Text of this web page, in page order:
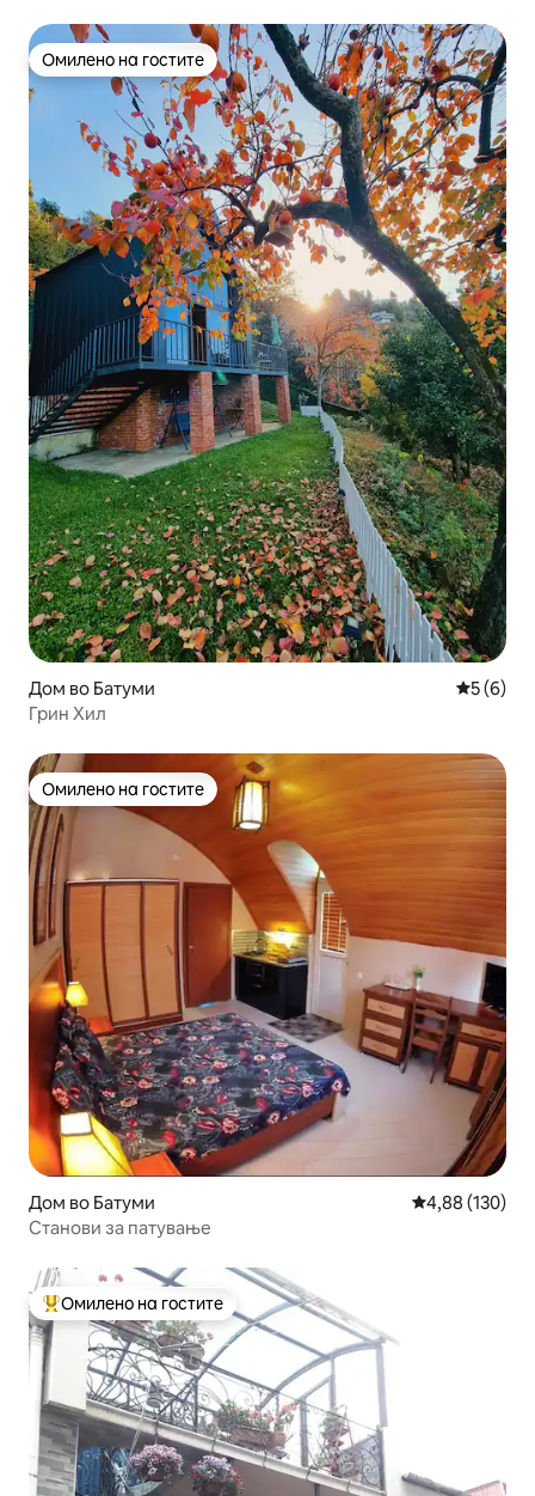
Омилено на гостите
Омилено на гостите
Дом во Батуми
5 (6)
Грин Хил
Омилено на гостите
Омилено на гостите
Дом во Батуми Просечна
4,88 (130)
Станови за патување
Меѓу најуспешните „Омилени на гостите“
Омилено на гостите